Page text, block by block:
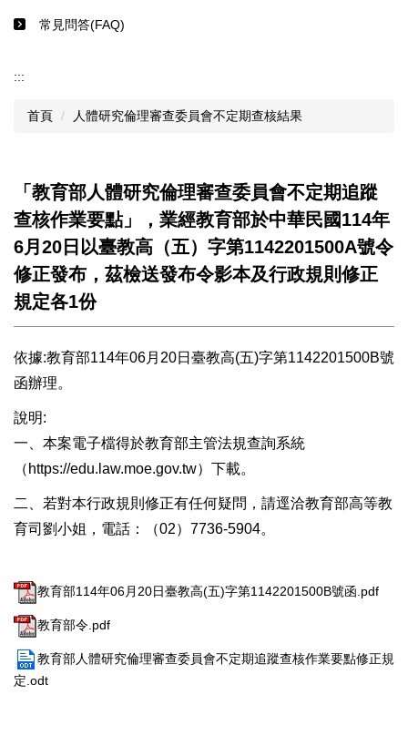
常見問答(FAQ)
:::
首頁 人體研究倫理審查委員會不定期查核結果
「教育部人體研究倫理審查委員會不定期追蹤
查核作業要點」，業經教育部於中華民國114年
6月20日以臺教高（五）字第1142201500A號令
修正發布，茲檢送發布令影本及行政規則修正
規定各1份
依據:教育部114年06月20日臺教高(五)字第1142201500B號
函辦理。
說明:
一、本案電子檔得於教育部主管法規查詢系統
（ https://edu.law.moe.gov.tw）下載。
二、若對本行政規則修正有任何疑問，請逕洽教育部高等教
育司劉小姐，電話：（02）7736-5904。
教育部114年06月20日臺教高(五)字第1142201500B號函.pdf
教育部令.pdf
教育部人體研究倫理審查委員會不定期追蹤查核作業要點修正規
定.odt